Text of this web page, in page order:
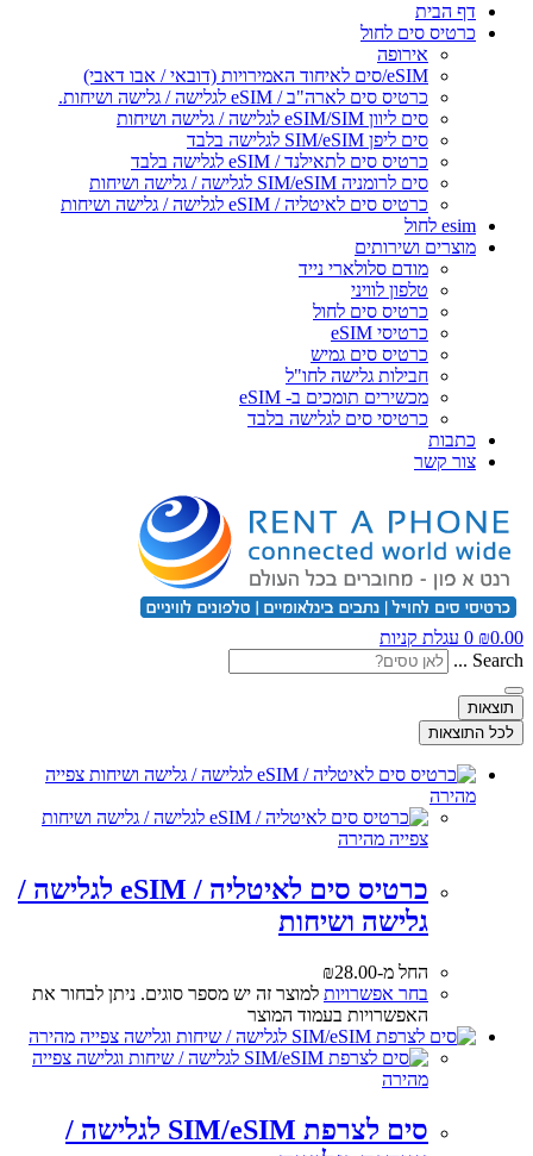
דף הבית
כרטיס סים לחול
אירופה
eSIM/סים לאיחוד האמירויות (דובאי / אבו דאבי)
כרטיס סים לארה"ב / eSIM לגלישה / גלישה ושיחות.
סים ליוון eSIM/SIM לגלישה / גלישה ושיחות
סים ליפן SIM/eSIM לגלישה בלבד
כרטיס סים לתאילנד / eSIM לגלישה בלבד
סים לרומניה SIM/eSIM לגלישה / גלישה ושיחות
כרטיס סים לאיטליה / eSIM לגלישה / גלישה ושיחות
esim לחול
מוצרים ושירותים
מודם סלולארי נייד
טלפון לוויני
כרטיס סים לחול
כרטיסי eSIM
כרטיס סים גמיש
חבילות גלישה לחו"ל
מכשירים תומכים ב- eSIM
כרטיסי סים לגלישה בלבד
כתבות
צור קשר
₪0.00
0 עגלת קניות
Search ...
תוצאות
לכל התוצאות
צפייה
מהירה
צפייה מהירה
כרטיס סים לאיטליה / eSIM לגלישה /
גלישה ושיחות
החל מ- ₪28.00
בחר אפשרויות למוצר זה יש מספר סוגים. ניתן לבחור את
האפשרויות בעמוד המוצר
צפייה מהירה
צפייה
מהירה
סים לצרפת SIM/eSIM לגלישה /